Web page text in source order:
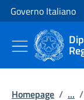
Vai al contenuto
Vai alla navigazione
Governo Italiano
Homepage / ... /